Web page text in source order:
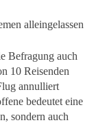
alleingelassen
Befragung auch
10 Reisenden
annulliert
bedeutet eine
sondern auch